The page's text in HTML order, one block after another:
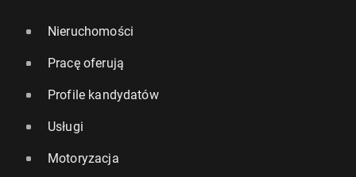
Nieruchomości
Pracę oferują
Profile kandydatów
Usługi
Motoryzacja